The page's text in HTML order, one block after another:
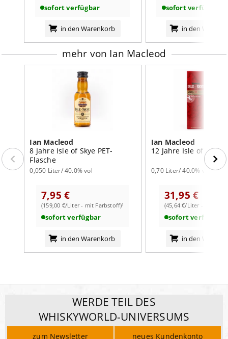
Nuss, Schokolade und Würze
• Gelegenheit: perfekt für Kenner mit Vorliebe für
rauchstarke Whiskys – ideal als dramatisches Geschenk
Erleben Siemit dem Smokehead Unfiltered einen
Islay‑Whisky in seiner reinsten Form: dichte Rauchwolken,
salzige Meeresnoten und würzig‑erdige Aromen, die
kohärent und kraftvoll zusammenspielen – rau,
vollmundig, bleibend.
Kaufen Sie Ihren Smokehead
whiskyworld – entdecken Sie rauchige Intensität ohne
sofort verfügbar
in den Warenkorb
sofort verfügbar
in den
mehr von Ian Macleod
Ian Macleod
8 Jahre Isle of Skye PET-
Flasche
0,050 Liter/ 40.0% vol
7,95 €
(159,00 €/Liter - mit Farbstoff)¹
sofort verfügbar
in den Warenkorb
Ian Macleod
12 Jahre Isle of Skye
0,70 Liter/ 40.0% vol
31,95 €
(45,64 €/Liter - mit
sofort verfügbar
in den
WERDE TEIL DES
WHISKYWORLD-UNIVERSUMS
zum Newsletter neues Kundenkonto